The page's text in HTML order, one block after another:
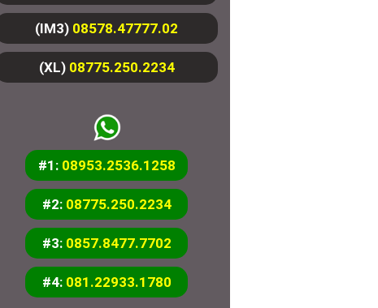
(IM3) 08578.47777.02
(XL) 08775.250.2234
#1: 08953.2536.1258
#2: 08775.250.2234
#3: 0857.8477.7702
#4: 081.22933.1780